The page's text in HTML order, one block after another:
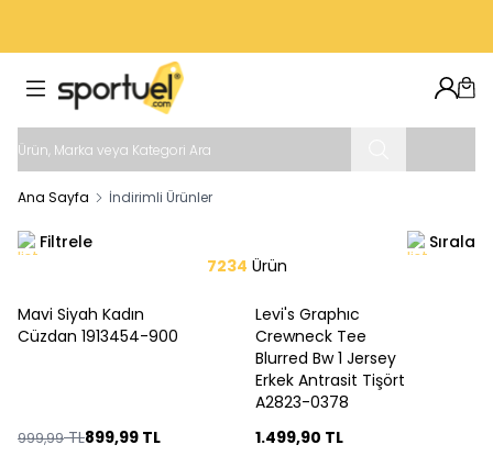
Ana Sayfa İndirimli Ürünler
Filtrele
Sırala
7234 Ürün
%10
Mavi Siyah Kadın
Cüzdan 1913454-900
999,99TL899,99 TL
Levi's Graphıc
Crewneck Tee
Blurred Bw 1 Jersey
Erkek Antrasit Tişört
A2823-0378
1.499,90 TL